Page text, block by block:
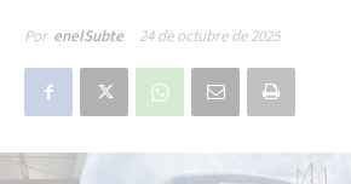
Por enelSubte 24 de octubre de 2025